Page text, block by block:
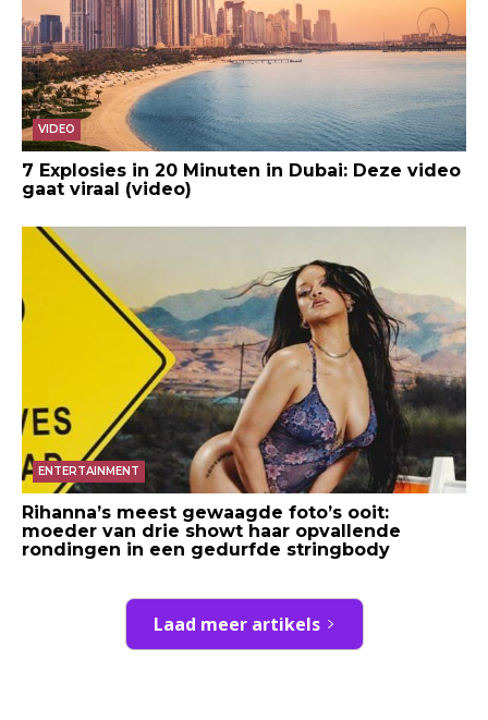
VIDEO
7 Explosies in 20 Minuten in Dubai: Deze video
gaat viraal (video)
ENTERTAINMENT
Rihanna’s meest gewaagde foto’s ooit:
moeder van drie showt haar opvallende
rondingen in een gedurfde stringbody
Laad meer artikels